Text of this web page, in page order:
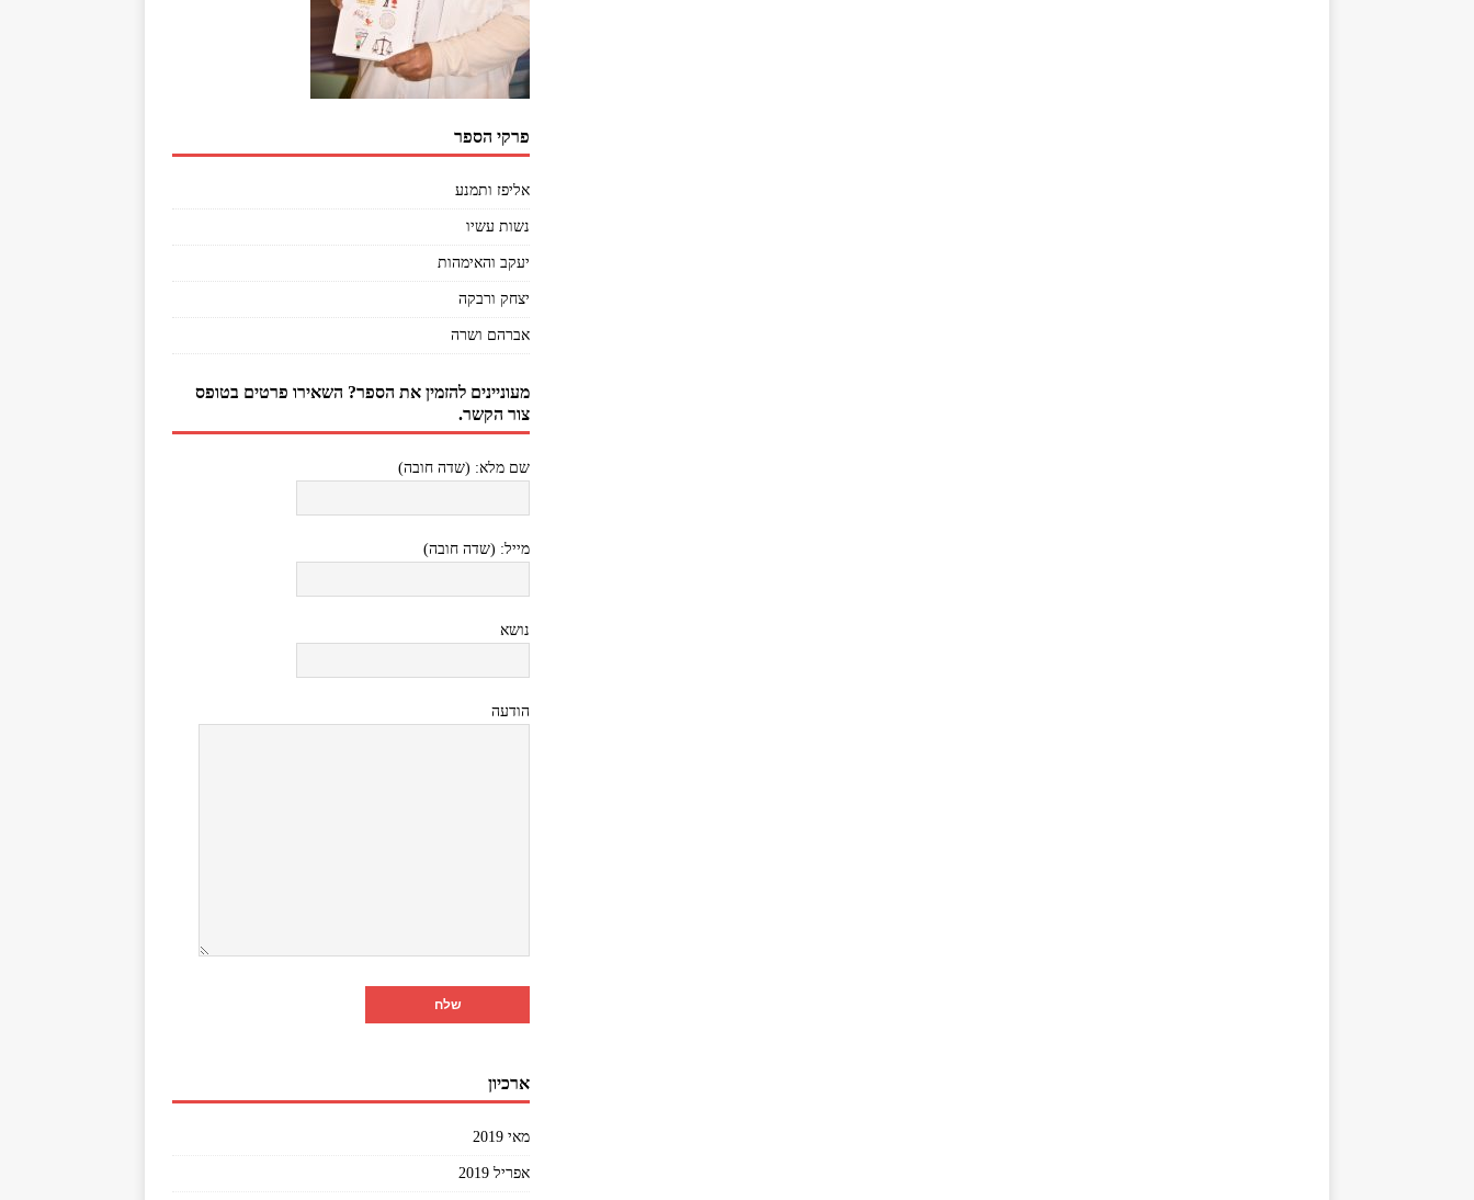
פרקי הספר
אליפז ותמנע
נשות עשיו
יעקב והאימהות
יצחק ורבקה
אברהם ושרה
מעוניינים להזמין את הספר? השאירו פרטים בטופס
צור הקשר.
שם מלא: (שדה חובה)
מייל: (שדה חובה)
נושא
הודעה
ארכיון
מאי 2019
אפריל 2019